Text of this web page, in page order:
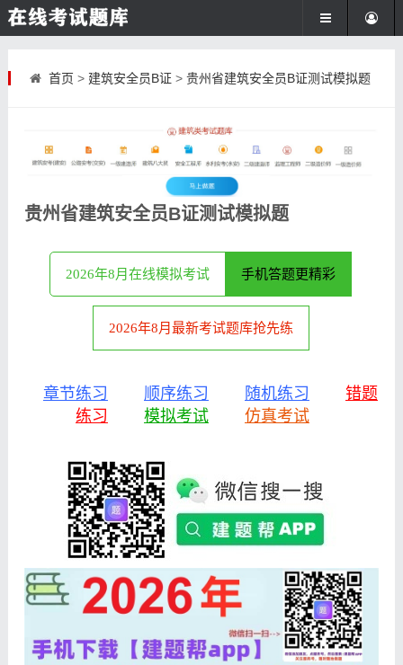
首页 > 建筑安全员B证> 贵州省建筑安全员B证测试模拟题
贵州省建筑安全员B证测试模拟题
2026年8月在线模拟考试 手机答题更精彩
2026年8月最新考试题库抢先练
章节练习 顺序练习 随机练习
错题
练习
模拟考试 仿真考试